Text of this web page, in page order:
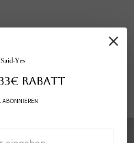
GRA Moissanite Bericht